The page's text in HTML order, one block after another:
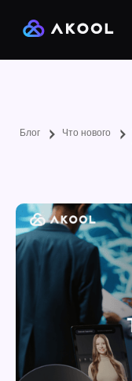
Блог Что нового